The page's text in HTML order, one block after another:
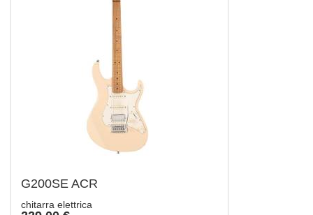
G200SE ACR
chitarra elettrica